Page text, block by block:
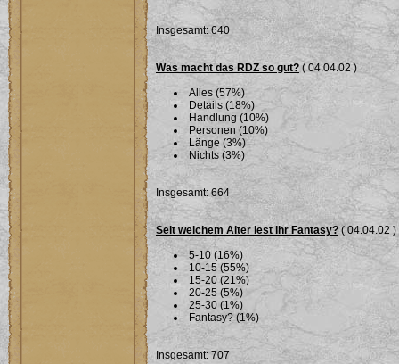
Insgesamt: 640
Was macht das RDZ so gut? ( 04.04.02 )
Alles (57%)
Details (18%)
Handlung (10%)
Personen (10%)
Länge (3%)
Nichts (3%)
Insgesamt: 664
Seit welchem Alter lest ihr Fantasy? ( 04.04.02 )
5-10 (16%)
10-15 (55%)
15-20 (21%)
20-25 (5%)
25-30 (1%)
Fantasy? (1%)
Insgesamt: 707